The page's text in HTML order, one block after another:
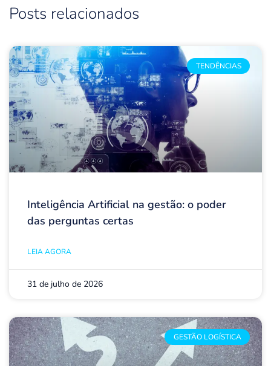
Posts relacionados
TENDÊNCIAS
Inteligência Artificial na gestão: o poder
das perguntas certas
LEIA AGORA
31 de julho de 2026
GESTÃO LOGÍSTICA